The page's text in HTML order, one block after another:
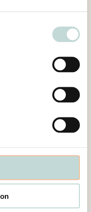
skillnad från
styr- och
samt
slag som
var
i villor. Enligt